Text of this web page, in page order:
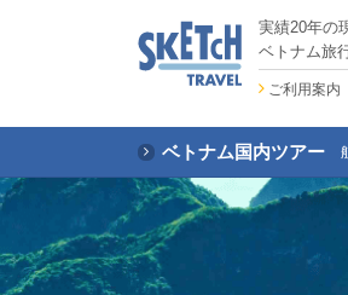
実績20年の
ベトナム旅
ご利用案内
ベトナム国内ツアー